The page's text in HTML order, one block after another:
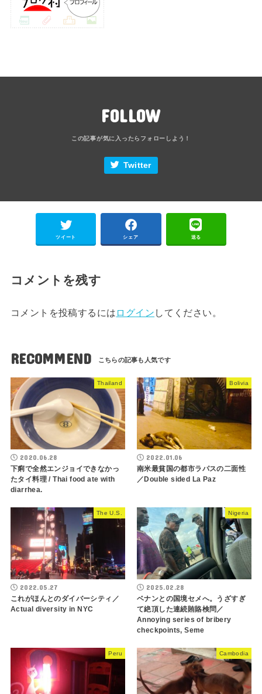
FOLLOW
Twitter
ツイート シェア 送る
コメントを残す
コメントを投稿するには ログイン してください。
RECOMMEND
Thailand
2020.06.28
下痢で全然エンジョイできなかっ
たタイ料理 / Thai food ate with
diarrhea.
Bolivia
2022.01.06
南米最貧国の都市ラパスの二面性
／Double sided La Paz
The U.S.
2022.05.27
これがほんとのダイバーシティ／
Actual diversity in NYC
Nigeria
2025.02.28
ベナンとの国境セメへ。うざすぎ
て絶頂した連続賄賂検問／
Annoying series of bribery
checkpoints, Seme
Peru Cambodia